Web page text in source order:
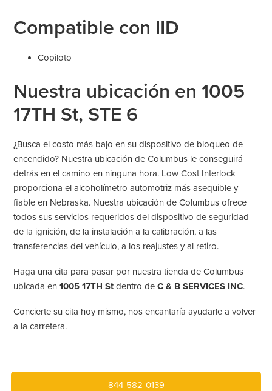
Compatible con IID
Copiloto
Nuestra ubicación en 1005
17TH St, STE 6
¿Busca el costo más bajo en su dispositivo de bloqueo de
encendido? Nuestra ubicación de Columbus le conseguirá
detrás en el camino en ninguna hora. Low Cost Interlock
proporciona el alcoholímetro automotriz más asequible y
fiable en Nebraska. Nuestra ubicación de Columbus ofrece
todos sus servicios requeridos del dispositivo de seguridad
de la ignición, de la instalación a la calibración, a las
transferencias del vehículo, a los reajustes y al retiro.
Haga una cita para pasar por nuestra tienda de Columbus
ubicada en1005 17TH St dentro deC & B SERVICES INC.
Concierte su cita hoy mismo, nos encantaría ayudarle a volver
a la carretera.
844-582-0139